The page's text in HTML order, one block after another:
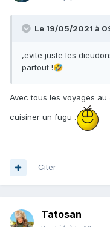
Le 19/05/2021 à
,evite juste les
partout !🤣
Avec tous les voyages
cuisiner un fugu .
Citer
Tatosan